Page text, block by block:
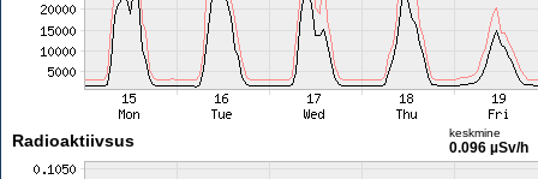
Radioaktiivsus keskmine
0.096 µSv/h